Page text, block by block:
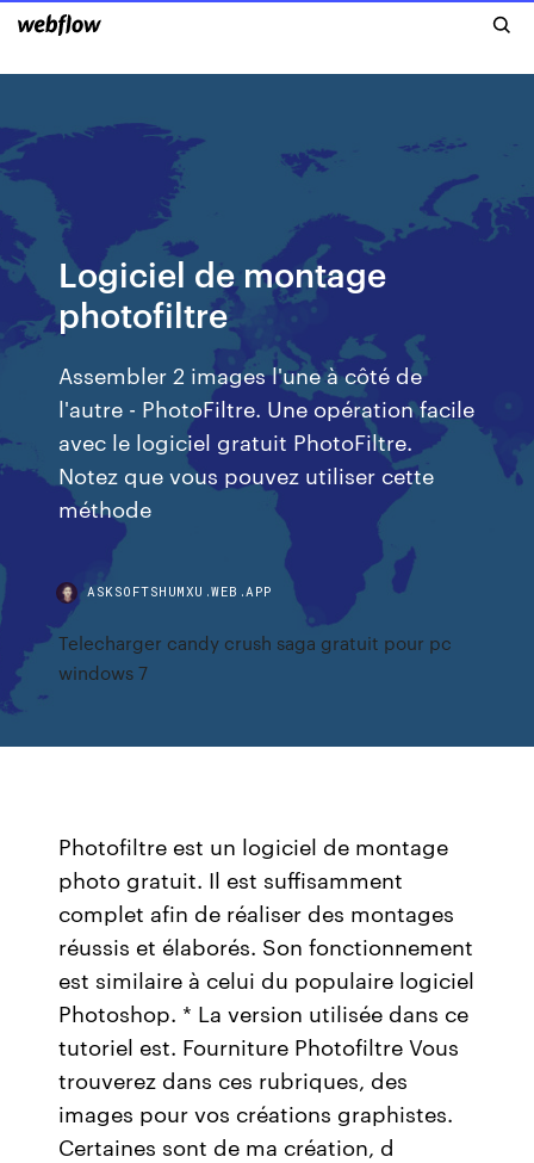
Logiciel de montage
photofiltre
Assembler 2 images l'une à côté de
l'autre - PhotoFiltre. Une opération facile
avec le logiciel gratuit PhotoFiltre.
Notez que vous pouvez utiliser cette
méthode
ASKSOFTSHUMXU.WEB.APP
Telecharger candy crush saga gratuit pour pc
windows 7
Photofiltre est un logiciel de montage
photo gratuit. Il est suffisamment
complet afin de réaliser des montages
réussis et élaborés. Son fonctionnement
est similaire à celui du populaire logiciel
Photoshop. * La version utilisée dans ce
tutoriel est. Fourniture Photofiltre Vous
trouverez dans ces rubriques, des
images pour vos créations graphistes.
Certaines sont de ma création, d